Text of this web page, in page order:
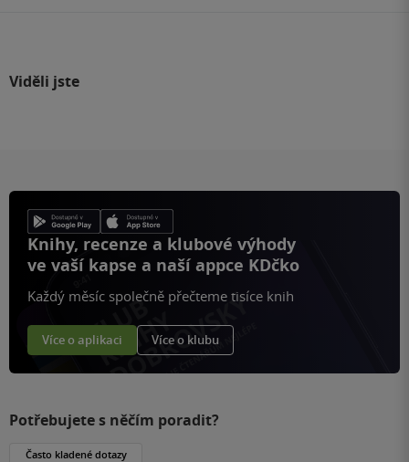
Viděli jste
Knihy, recenze a klubové výhody
ve vaší kapse a naší appce KDčko
Každý měsíc společně přečteme tisíce knih
Více o aplikaci Více o klubu
Potřebujete s něčím poradit?
Často kladené dotazy